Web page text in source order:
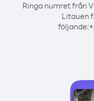
Ringa numret från
Litauen
följande:+